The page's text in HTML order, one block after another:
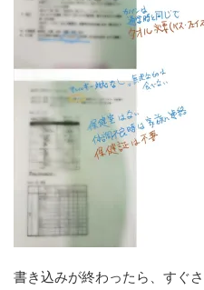
書き込みが終わったら、すぐ